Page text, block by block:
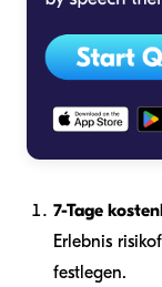
7-Tage
Erlebnis
festlegen.